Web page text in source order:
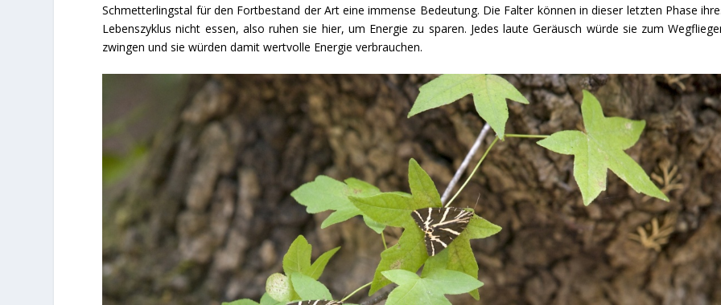
Schmetterlingstal für den Fortbestand der Art eine immense Bedeutung. Die Falter können in dieser letzten Phase
Lebenszyklus nicht essen, also ruhen sie hier, um Energie zu sparen. Jedes laute Geräusch würde sie zum
zwingen und sie würden damit wertvolle Energie verbrauchen.